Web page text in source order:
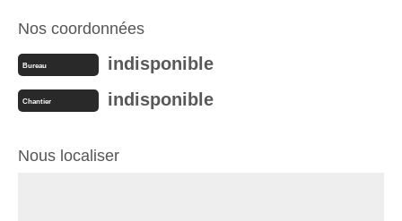
Nos coordonnées
Bureau indisponible
Chantier indisponible
Nous localiser